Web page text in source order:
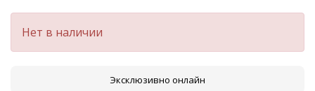
Нет в наличии
Эксклюзивно онлайн